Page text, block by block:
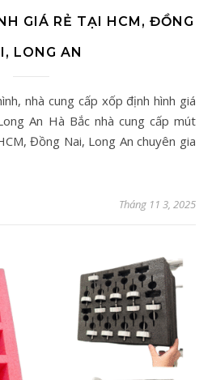
GIÁ RẺ TẠI HCM, ĐỒNG
LONG AN
An Hà Bắc nhà cung cấp mút
Đồng Nai, Long An chuyên gia
Tháng 11 3, 2025